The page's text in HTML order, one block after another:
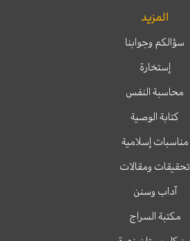
المزيد
سؤالكم وجوابنا
إستخارة
محاسبة النفس
كتابة الوصية
مناسبات إسلامية
تحقيقات ومقالات
آداب وسنن
مكتبة السراج